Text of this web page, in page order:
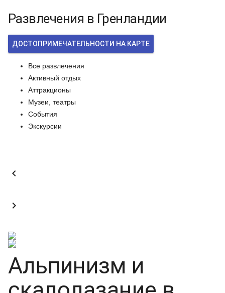
Развлечения в Гренландии
ДОСТОПРИМЕЧАТЕЛЬНОСТИ НА КАРТЕ
Все развлечения
Активный отдых
Аттракционы
Музеи, театры
События
Экскурсии


Альпинизм и